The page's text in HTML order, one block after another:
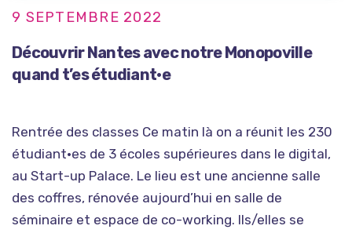
9 SEPTEMBRE 2022
Découvrir Nantes avec notre Monopoville
quand t’es étudiant•e
Rentrée des classes Ce matin là on a réunit les 230
étudiant·es de 3 écoles supérieures dans le digital,
au Start-up Palace. Le lieu est une ancienne salle
des coffres, rénovée aujourd’hui en salle de
séminaire et espace de co-working. Ils/elles se